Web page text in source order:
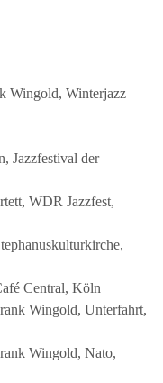
Wingold, Winterjazz
Jazzfestival der
WDR Jazzfest,
Central, Köln
Wingold, Unterfahrt,
Wingold, Nato,